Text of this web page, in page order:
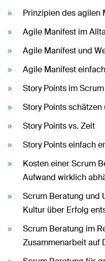
Prinzipien des agilen
Agile Manifest im
Agile Manifest und
Agile Manifest
Story Points im Scrum
Story Points
Story Points vs. Zeit
Story Points einfach
Kosten einer Scrum
Aufwand wirklich
Scrum Beratung und
Kultur über Erfolg
Scrum Beratung im
Zusammenarbeit auf